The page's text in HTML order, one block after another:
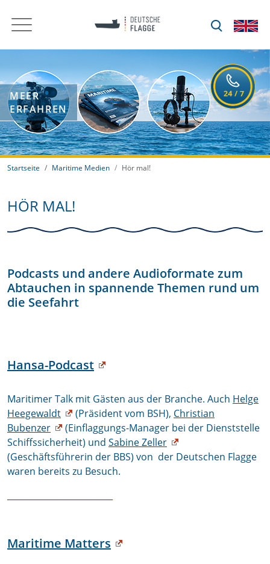
MEER
ERFAHREN
Startseite Maritime Medien Hör mal!
HÖR MAL!
Podcasts und andere Audioformate zum
Abtauchen in spannende Themen rund um
die Seefahrt
Hansa-Podcast
Maritimer Talk mit Gästen aus der Branche. Auch Helge
Heegewaldt
(Präsident vom BSH), Christian
Bubenzer
(Einflaggungs-Manager bei der Dienststelle
Schiffssicherheit) und Sabine Zeller
(Geschäftsführerin der BBS) von der Deutschen Flagge
waren bereits zu Besuch.
Maritime Matters